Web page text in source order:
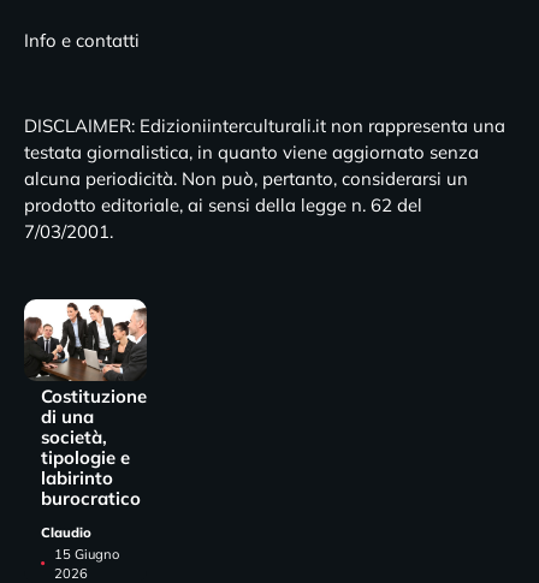
Info e contatti
DISCLAIMER: Edizioniinterculturali.it non rappresenta una
testata giornalistica, in quanto viene aggiornato senza
alcuna periodicità. Non può, pertanto, considerarsi un
prodotto editoriale, ai sensi della legge n. 62 del
7/03/2001.
Costituzione
di una
società,
tipologie e
labirinto
burocratico
Claudio
15 Giugno
2026